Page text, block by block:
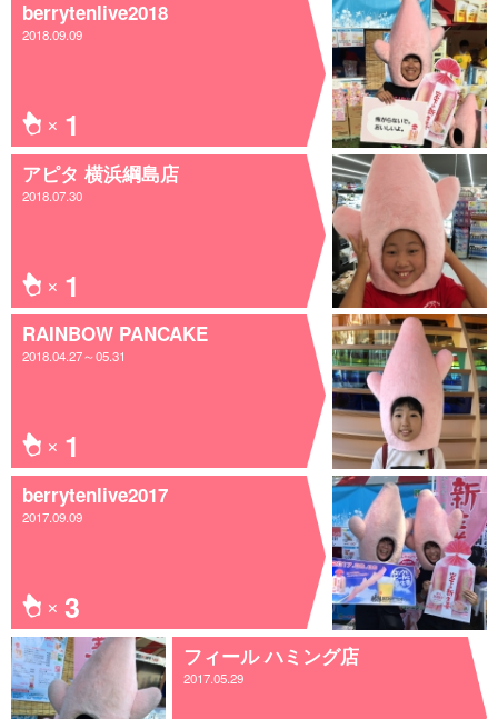
berrytenlive2018
2018.09.09
1
アピタ 横浜綱島店
2018.07.30
1
RAINBOW PANCAKE
2018.04.27～05.31
1
berrytenlive2017
2017.09.09
3
フィール ハミング店
2017.05.29